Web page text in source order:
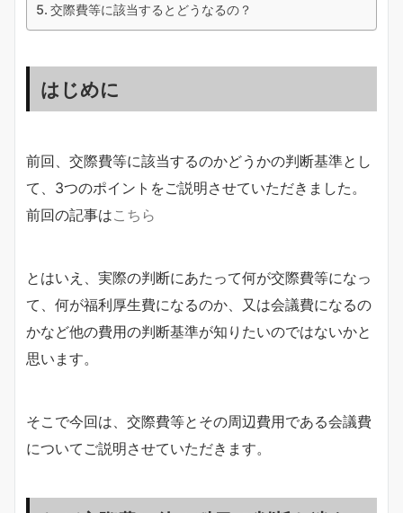
交際費等に該当するとどうなるの？
はじめに
前回、交際費等に該当するのかどうかの判断基準とし
て、3つのポイントをご説明させていただきました。
前回の記事はこちら
とはいえ、実際の判断にあたって何が交際費等になっ
て、何が福利厚生費になるのか、又は会議費になるの
かなど他の費用の判断基準が知りたいのではないかと
思います。
そこで今回は、交際費等とその周辺費用である会議費
についてご説明させていただきます。